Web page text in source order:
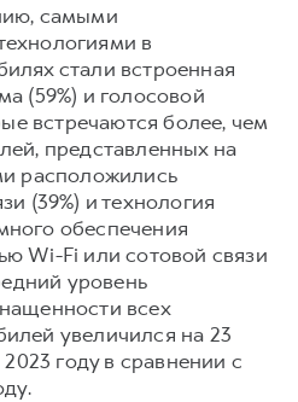
самыми
в
стали встроенная
(59%) и голосовой
встречаются более, чем
представленных на
расположились
(39%) и технология
обеспечения
Wi-Fi или сотовой связи
уровень
всех
увеличился на 23
году в сравнении с